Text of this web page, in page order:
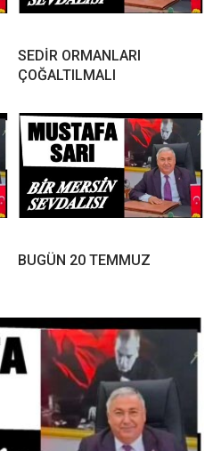
SEDİR ORMANLARI
ÇOĞALTILMALI
BUGÜN 20 TEMMUZ